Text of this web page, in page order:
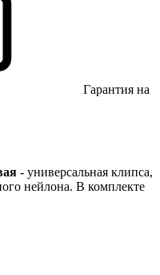
Гарантия на
- универсальная клипса,
нейлона. В комплекте